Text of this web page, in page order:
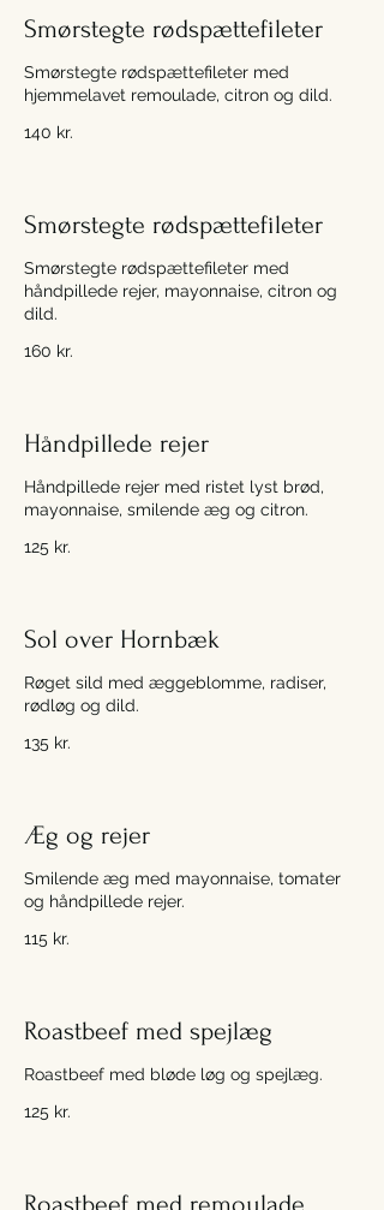
Smørstegte rødspættefileter
Smørstegte rødspættefileter med
hjemmelavet remoulade, citron og dild.
140 kr.
Smørstegte rødspættefileter
Smørstegte rødspættefileter med
håndpillede rejer, mayonnaise, citron og
dild.
160 kr.
Håndpillede rejer
Håndpillede rejer med ristet lyst brød,
mayonnaise, smilende æg og citron.
125 kr.
Sol over Hornbæk
Røget sild med æggeblomme, radiser,
rødløg og dild.
135 kr.
Æg og rejer
Smilende æg med mayonnaise, tomater
og håndpillede rejer.
115 kr.
Roastbeef med spejlæg
Roastbeef med bløde løg og spejlæg.
125 kr.
Roastbeef med remoulade